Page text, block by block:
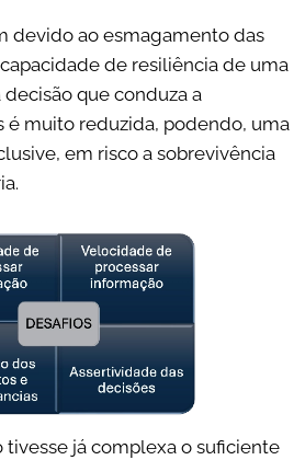
devido ao esmagamento das
de resiliência de uma
que conduza a
é muito reduzida, podendo, uma
em risco a sobrevivência
tivesse já complexa o suficiente